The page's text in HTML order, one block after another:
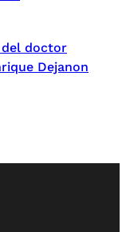
del doctor
Dejanon